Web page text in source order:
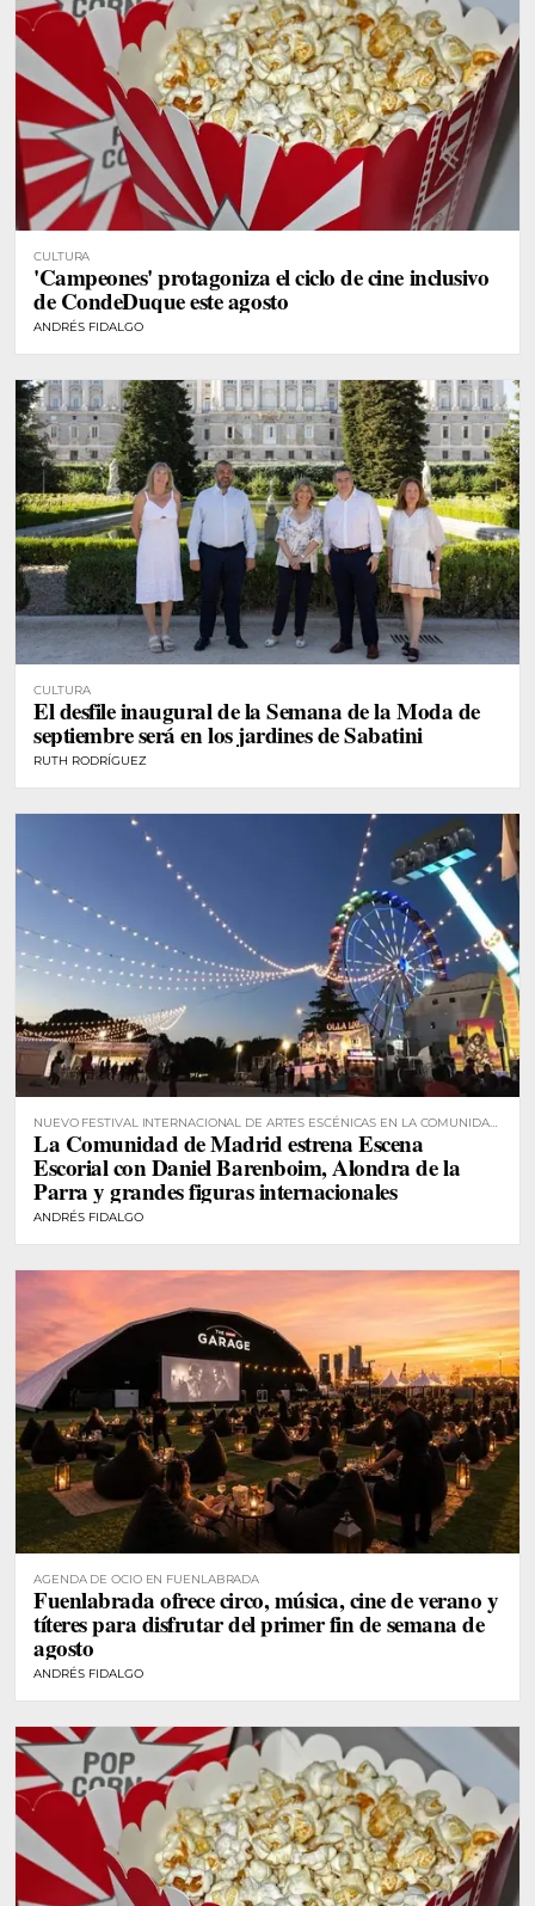
CULTURA
'Campeones' protagoniza el ciclo de cine inclusivo
de CondeDuque este agosto
ANDRÉS FIDALGO
CULTURA
El desfile inaugural de la Semana de la Moda de
septiembre será en los jardines de Sabatini
RUTH RODRÍGUEZ
NUEVO FESTIVAL INTERNACIONAL DE ARTES ESCÉNICAS EN LA COMUNIDAD
DE MADRID
La Comunidad de Madrid estrena Escena
Escorial con Daniel Barenboim, Alondra de la
Parra y grandes figuras internacionales
ANDRÉS FIDALGO
AGENDA DE OCIO EN FUENLABRADA
Fuenlabrada ofrece circo, música, cine de verano y
títeres para disfrutar del primer fin de semana de
agosto
ANDRÉS FIDALGO